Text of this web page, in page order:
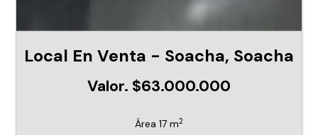
Local En Venta - Soacha, Soacha
Valor. $63.000.000
Área 17 m2